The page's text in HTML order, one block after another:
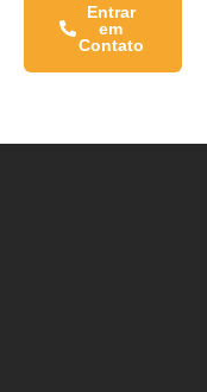
Entrar
em
Contato